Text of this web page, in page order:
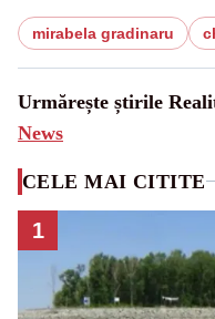
mirabela gradinaru
Urmărește știrile
News
CELE MAI CITITE
1